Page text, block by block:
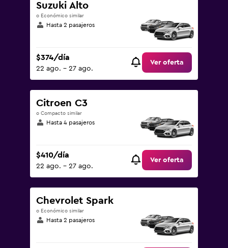
Suzuki Alto
o Económico similar
Hasta 2 pasajeros
$374/día
22 ago. - 27 ago.
Ver oferta
Citroen C3
o Compacto similar
Hasta 4 pasajeros
$410/día
22 ago. - 27 ago.
Ver oferta
Chevrolet Spark
o Económico similar
Hasta 2 pasajeros